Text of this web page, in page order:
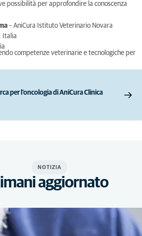
possibilità per approfondire la conoscenza
– AniCura Istituto Veterinario Novara
Italia
competenze veterinarie e tecnologiche per
per l’oncologia di AniCura Clinica
NOTIZIA
aggiornato